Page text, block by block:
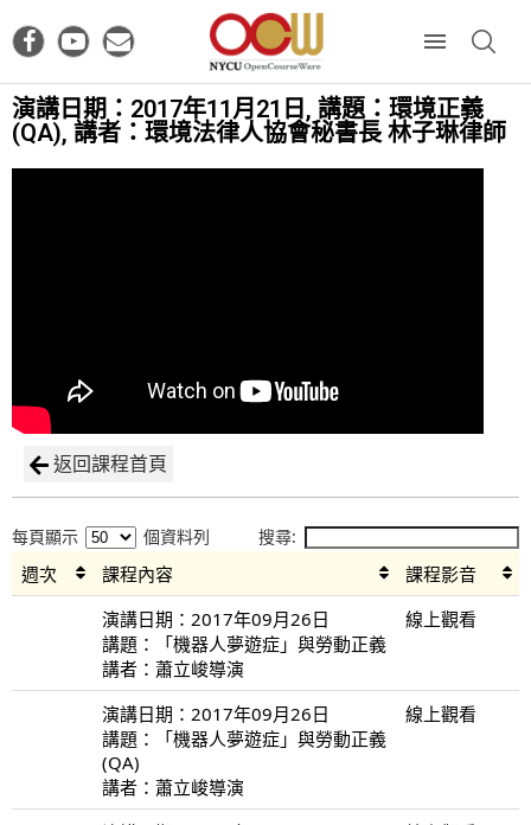
演講日期：2017年11月21日, 講題：環境正義
(QA), 講者：環境法律人協會秘書長 林子琳律師
返回課程首頁
每頁顯示 個資料列 搜尋:
週次 課程內容
課程影音
演講日期：2017年09月26日
講題：「機器人夢遊症」與勞動正義
講者：蕭立峻導演
線上觀看
演講日期：2017年09月26日
講題：「機器人夢遊症」與勞動正義
(QA)
講者：蕭立峻導演
線上觀看